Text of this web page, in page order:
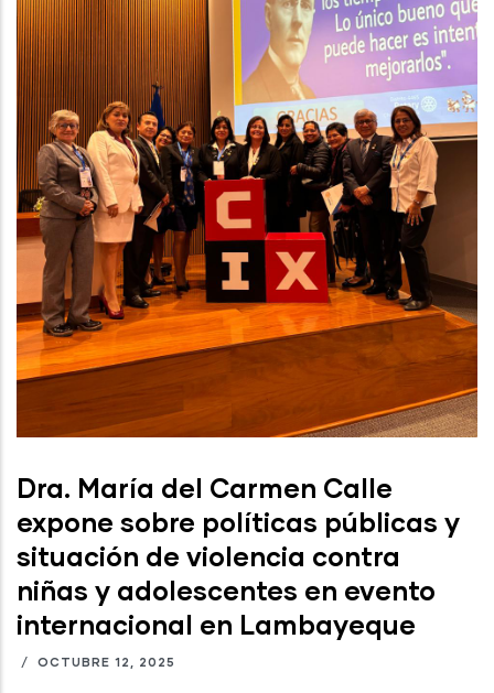
Dra. María del Carmen Calle
expone sobre políticas públicas y
situación de violencia contra
niñas y adolescentes en evento
internacional en Lambayeque
/ OCTUBRE 12, 2025